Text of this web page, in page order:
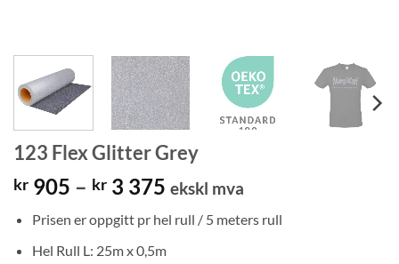
123 Flex Glitter Grey
kr 905 – kr 3 375 Prisområde:
til
kr 3
ekskl mva
Prisen er oppgitt pr hel rull / 5 meters rull
Hel Rull L: 25m x 0,5m